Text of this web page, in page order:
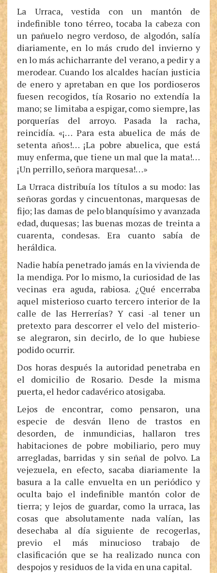
La Urraca, vestida con un mantón de
indefinible tono térreo, tocaba la cabeza con
un pañuelo negro verdoso, de algodón, salía
diariamente, en lo más crudo del invierno y
en lo más achicharrante del verano, a pedir y a
merodear. Cuando los alcaldes hacían justicia
de enero y apretaban en que los pordioseros
fuesen recogidos, tía Rosario no extendía la
mano; se limitaba a espigar, como siempre, las
porquerías del arroyo. Pasada la racha,
reincidía. «¡… Para esta abuelica de más de
setenta años!… ¡La pobre abuelica, que está
muy enferma, que tiene un mal que la mata!…
¡Un perrillo, señora marquesa!…»
La Urraca distribuía los títulos a su modo: las
señoras gordas y cincuentonas, marquesas de
fijo; las damas de pelo blanquísimo y avanzada
edad, duquesas; las buenas mozas de treinta a
cuarenta, condesas. Era cuanto sabía de
heráldica.
Nadie había penetrado jamás en la vivienda de
la mendiga. Por lo mismo, la curiosidad de las
vecinas era aguda, rabiosa. ¿Qué encerraba
aquel misterioso cuarto tercero interior de la
calle de las Herrerías? Y casi -al tener un
pretexto para descorrer el velo del misterio-
se alegraron, sin decirlo, de lo que hubiese
podido ocurrir.
Dos horas después la autoridad penetraba en
el domicilio de Rosario. Desde la misma
puerta, el hedor cadavérico atosigaba.
Lejos de encontrar, como pensaron, una
especie de desván lleno de trastos en
desorden, de inmundicias, hallaron tres
habitaciones de pobre mobiliario, pero muy
arregladas, barridas y sin señal de polvo. La
vejezuela, en efecto, sacaba diariamente la
basura a la calle envuelta en un periódico y
oculta bajo el indefinible mantón color de
tierra; y lejos de guardar, como la urraca, las
cosas que absolutamente nada valían, las
desechaba al día siguiente de recogerlas,
previo el más minucioso trabajo de
clasificación que se ha realizado nunca con
despojos y residuos de la vida en una capital.